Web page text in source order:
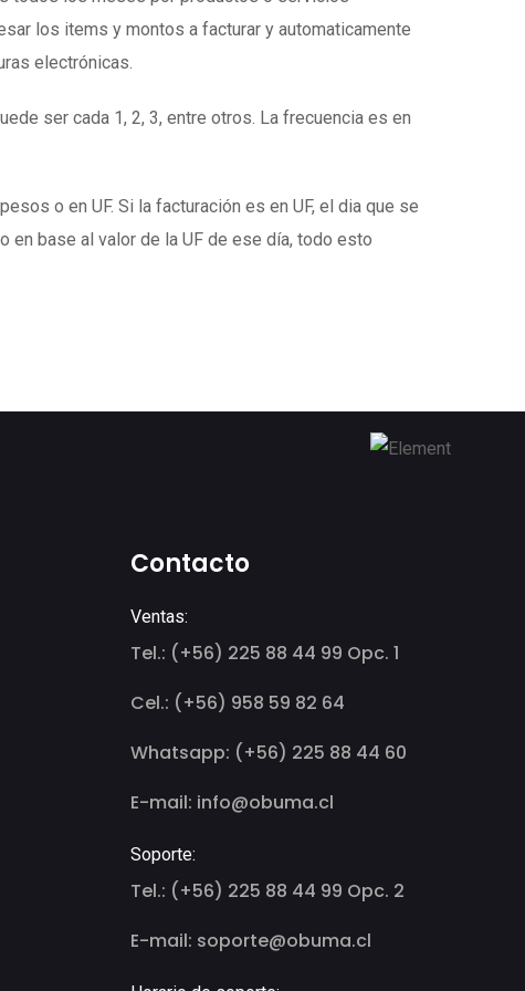
los items y montos a facturar y automaticamente
electrónicas.
ser cada 1, 2, 3, entre otros. La frecuencia es en
o en UF. Si la facturación es en UF, el dia que se
en base al valor de la UF de ese día, todo esto
Contacto
Ventas:
Tel.: (+56) 225 88 44 99 Opc. 1
Cel.: (+56) 958 59 82 64
Whatsapp: (+56) 225 88 44 60
E-mail: info@obuma.cl
Soporte:
Tel.: (+56) 225 88 44 99 Opc. 2
E-mail: soporte@obuma.cl